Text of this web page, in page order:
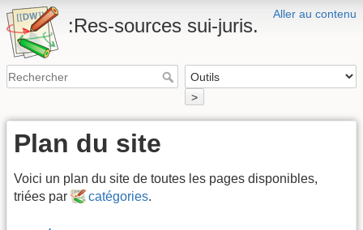
Aller au contenu
:Res-sources sui-juris.
>
Plan du site
Voici un plan du site de toutes les pages disponibles,
triées par
catégories.